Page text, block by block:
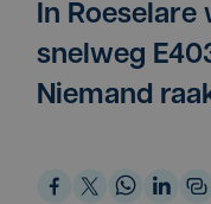
In
snelweg
Niemand